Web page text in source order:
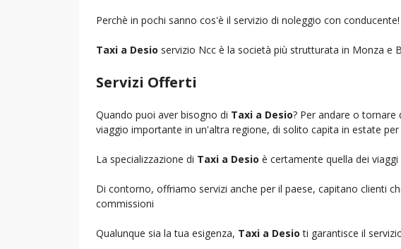
Perchè in pochi sanno cos'è il servizio di noleggio con conducente!
Taxi a Desio servizio Ncc è la società più strutturata in Monza e
Servizi Offerti
Quando puoi aver bisogno di Taxi a Desio? Per andare o
viaggio importante in un'altra regione, di solito capita in estate
La specializzazione di Taxi a Desio è certamente quella dei
Di contorno, offriamo servizi anche per il paese, capitano clienti
commissioni
Qualunque sia la tua esigenza, Taxi a Desio ti garantisce il